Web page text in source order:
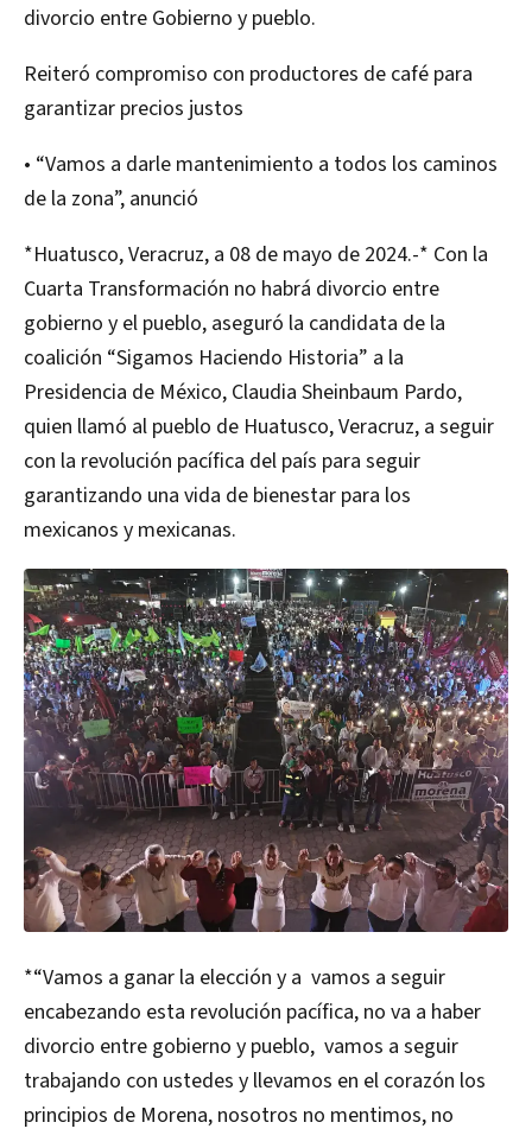
divorcio entre Gobierno y pueblo.
Reiteró compromiso con productores de café para
garantizar precios justos
• “Vamos a darle mantenimiento a todos los caminos
de la zona”, anunció
*Huatusco, Veracruz, a 08 de mayo de 2024.-* Con la
Cuarta Transformación no habrá divorcio entre
gobierno y el pueblo, aseguró la candidata de la
coalición “Sigamos Haciendo Historia” a la
Presidencia de México, Claudia Sheinbaum Pardo,
quien llamó al pueblo de Huatusco, Veracruz, a seguir
con la revolución pacífica del país para seguir
garantizando una vida de bienestar para los
mexicanos y mexicanas.
*“Vamos a ganar la elección y a vamos a seguir
encabezando esta revolución pacífica, no va a haber
divorcio entre gobierno y pueblo, vamos a seguir
trabajando con ustedes y llevamos en el corazón los
principios de Morena, nosotros no mentimos, no